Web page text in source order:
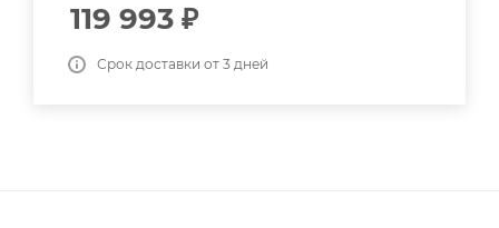
119 993 ₽
Срок доставки от 3 дней